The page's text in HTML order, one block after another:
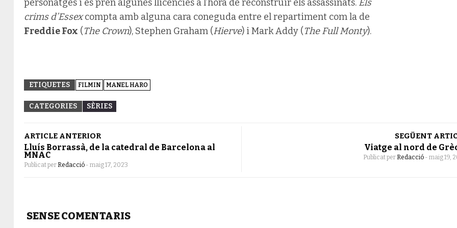
personatges i es pren algunes llicències a l’hora de reconstruir els assassinats. Els
crims d’Essexcompta amb alguna cara coneguda entre el repartiment com la de
Freddie Fox (The Crown), Stephen Graham (Hierve) i Mark Addy (The Full Monty).
ETIQUETES FILMIN MANEL HARO
CATEGORIES SÈRIES
ARTICLE ANTERIOR
Lluís Borrassà, de la catedral de Barcelona al
MNAC
Publicat per Redacció - maig 17, 2023
SEGÜENT
Viatge al nord de
Publicat per Redacció - maig 19,
SENSE COMENTARIS